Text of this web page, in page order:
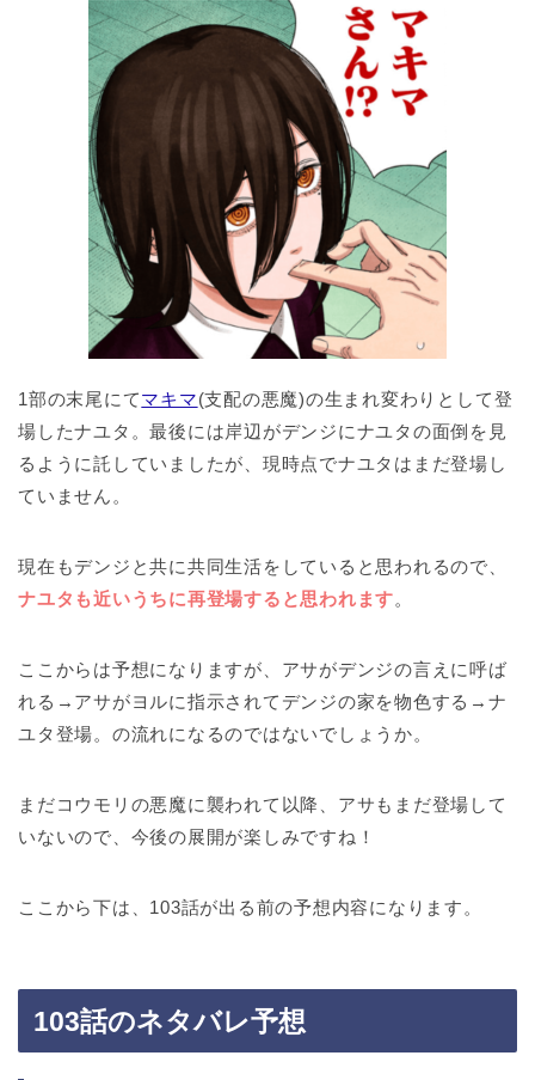
1部の末尾にてマキマ(支配の悪魔)の生まれ変わりとして登
場したナユタ。最後には岸辺がデンジにナユタの面倒を見
るように託していましたが、現時点でナユタはまだ登場し
ていません。
現在もデンジと共に共同生活をしていると思われるので、
ナユタも近いうちに再登場すると思われます。
ここからは予想になりますが、アサがデンジの言えに呼ば
れる→アサがヨルに指示されてデンジの家を物色する→ナ
ユタ登場。の流れになるのではないでしょうか。
まだコウモリの悪魔に襲われて以降、アサもまだ登場して
いないので、今後の展開が楽しみですね！
ここから下は、103話が出る前の予想内容になります。
103話のネタバレ予想